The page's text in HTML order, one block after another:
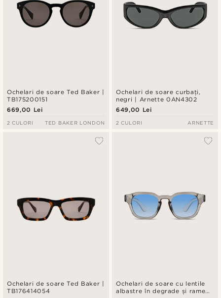
Ochelari de soare Ted Baker |
TB175200151
669,00 Lei
2 CULORI TED BAKER LONDON
Ochelari de soare curbați,
negri | Arnette 0AN4302
649,00 Lei
2 CULORI ARNETTE
Ochelari de soare Ted Baker |
TB176414054
Ochelari de soare cu lentile
albastre în degrade și rame